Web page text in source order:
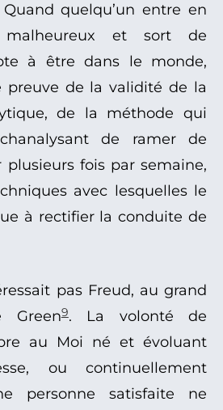
quelqu’un entre en
malheureux et sort de
à être dans le monde,
preuve de la validité de la
de la méthode qui
de ramer de
fois par semaine,
avec lesquelles le
à rectifier la conduite de
pas Freud, au grand
Green9. La volonté de
au Moi né et évoluant
ou continuellement
personne satisfaite ne